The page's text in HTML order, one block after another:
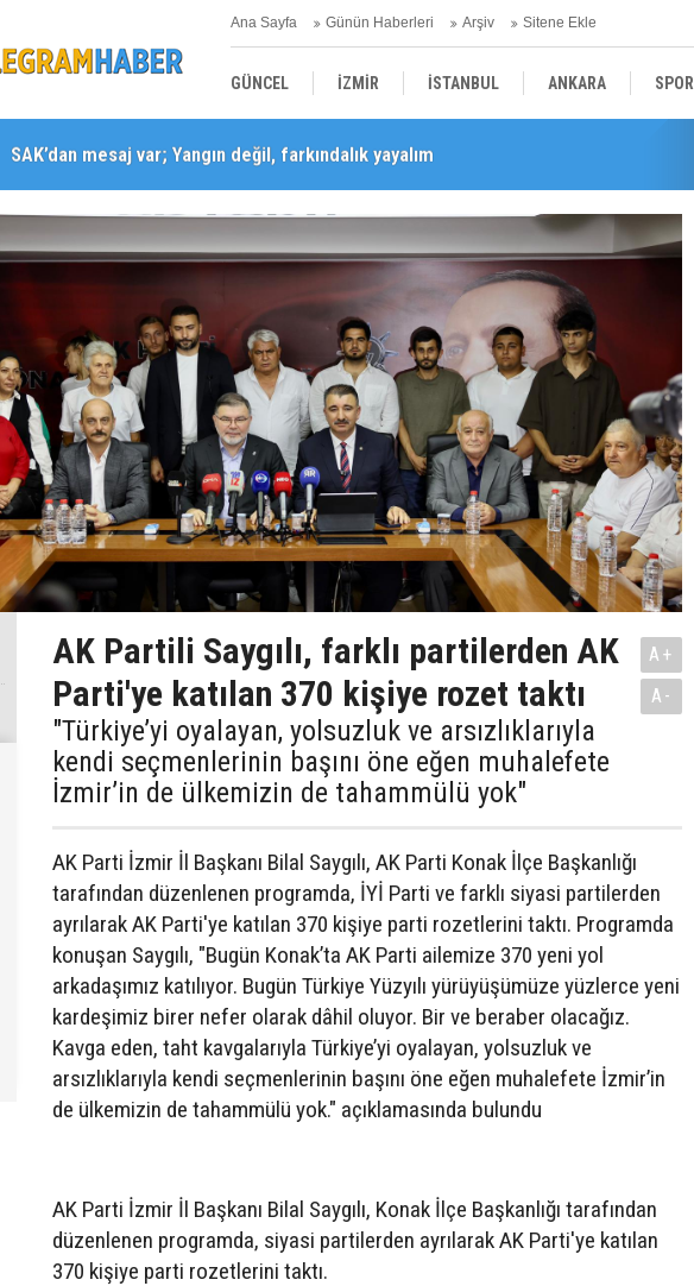
Ana Sayfa Günün Haberleri Arşiv Sitene Ekle
GÜNCEL İZMİR İSTANBUL ANKARA SPOR
YEREL SAĞLIK
SAK’dan mesaj var; Yangın değil, farkındalık yayalım
Karabağlar ‘da Gazeteci Barış Selçuk saygıyla anıldı
AK Partili Saygılı, farklı partilerden AK
Parti'ye katılan 370 kişiye rozet taktı
"Türkiye’yi oyalayan, yolsuzluk ve arsızlıklarıyla
kendi seçmenlerinin başını öne eğen muhalefete
İzmir’in de ülkemizin de tahammülü yok"
A+
A-
AK Parti İzmir İl Başkanı Bilal Saygılı, AK Parti Konak İlçe Başkanlığı
tarafından düzenlenen programda, İYİ Parti ve farklı siyasi partilerden
ayrılarak AK Parti'ye katılan 370 kişiye parti rozetlerini taktı. Programda
konuşan Saygılı, "Bugün Konak’ta AK Parti ailemize 370 yeni yol
arkadaşımız katılıyor. Bugün Türkiye Yüzyılı yürüyüşümüze yüzlerce yeni
kardeşimiz birer nefer olarak dâhil oluyor. Bir ve beraber olacağız.
Kavga eden, taht kavgalarıyla Türkiye’yi oyalayan, yolsuzluk ve
arsızlıklarıyla kendi seçmenlerinin başını öne eğen muhalefete İzmir’in
de ülkemizin de tahammülü yok." açıklamasında bulundu
AK Parti İzmir İl Başkanı Bilal Saygılı, Konak İlçe Başkanlığı tarafından
düzenlenen programda, siyasi partilerden ayrılarak AK Parti'ye katılan
370 kişiye parti rozetlerini taktı.